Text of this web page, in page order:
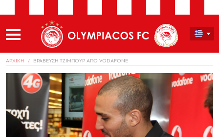
ΑΡΧΙΚΗ ΒΡΑΒΕΥΣΗ ΤΖΙΜΠΟΥΡ ΑΠΟ VODAFONE